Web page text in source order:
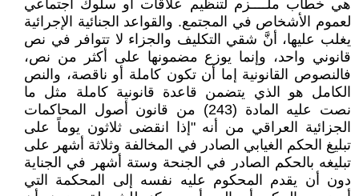
هي خطاب ملــــزم لتنظيم علاقات أو سلوك اجتماعي
لعموم الأشخاص في المجتمع. والقواعد الجنائية الإجرائية
يغلب عليها، أنَّ شقي التكليف والجزاء لا تتوافر في نص
قانوني واحد، وإنما يوزع مضمونها على أكثر من نص،
فالنصوص القانونية إما أن تكون كاملة أو ناقصة، والنص
الكامل هو الذي يتضمن قاعدة قانونية كاملة مثل ما
نصت عليه المادة (243) من قانون أصول المحاكمات
الجزائية العراقي من أنه "إذا انقضى ثلاثون يوماً على
تبليغ الحكم الغيابي الصادر في المخالفة وثلاثة أشهر على
تبليغه بالحكم الصادر في الجنحة وستة أشهر في الجناية
دون أن يقدم المحكوم عليه نفسه إلى المحكمة التي